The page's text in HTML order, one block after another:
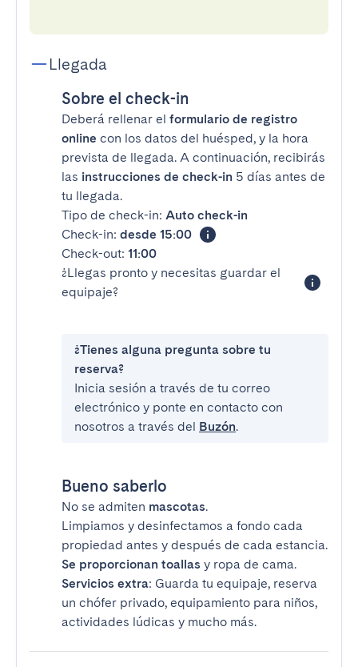
Llegada
Sobre el check-in
Deberá rellenar el formulario de registro
online con los datos del huésped, y la hora
prevista de llegada. A continuación, recibirás
las instrucciones de check-in 5 días antes de
tu llegada.
Tipo de check-in: Auto check-in
Check-in: desde 15:00
Check-out: 11:00
¿Llegas pronto y necesitas guardar el
equipaje?
¿Tienes alguna pregunta sobre tu
reserva?
Inicia sesión a través de tu correo
electrónico y ponte en contacto con
nosotros a través del Buzón.
Bueno saberlo
No se admiten mascotas.
Limpiamos y desinfectamos a fondo cada
propiedad antes y después de cada estancia.
Se proporcionan toallas y ropa de cama.
Servicios extra: Guarda tu equipaje, reserva
un chófer privado, equipamiento para niños,
actividades lúdicas y mucho más.